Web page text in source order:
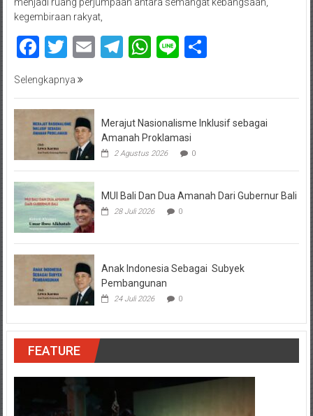
kegembiraan rakyat,
Facebook
Twitter
EmailTelegram
WhatsApp
LineShare
Selengkapnya
Merajut Nasionalisme Inklusif sebagai
Amanah Proklamasi
2 Agustus 2026 0
MUI Bali Dan Dua Amanah Dari Gubernur Bali
28 Juli 2026 0
Anak Indonesia Sebagai Subyek
Pembangunan
24 Juli 2026 0
FEATURE